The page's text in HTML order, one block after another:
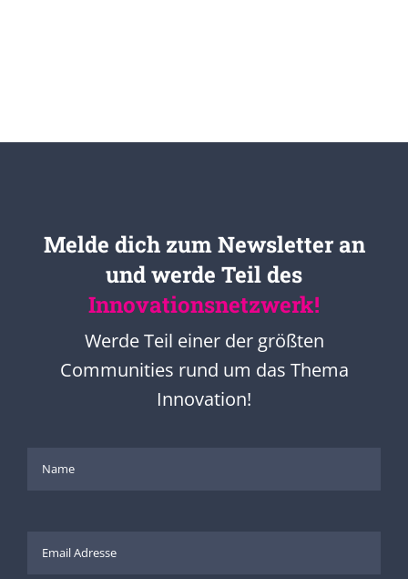
Melde dich zum Newsletter an
und werde Teil des
Innovationsnetzwerk!
Werde Teil einer der größten
Communities rund um das Thema
Innovation!